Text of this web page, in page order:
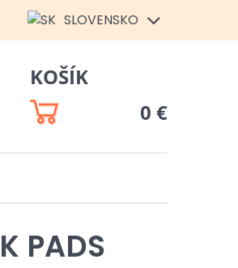
SLOVENSKO
KOŠÍK
0 €
PADS